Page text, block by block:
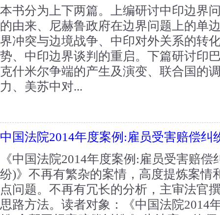
本书分为上下两篇。上编研讨中印边界
的由来、尼赫鲁政府在边界问题上的单
界冲突与边境战争、中印对外关系的转
势、中印边界谈判的重启。下篇研讨印
克什米尔争端的产生及演变、联合国的
力、美苏中对...
中国法院2014年度案例:雇员受害赔偿纠
《中国法院2014年度案例:雇员受害赔
纷)》不再有繁杂的案情，高度提炼案情
点问题。不再有冗长的分析，主审法官
思路方法。读者对象：《中国法院2014